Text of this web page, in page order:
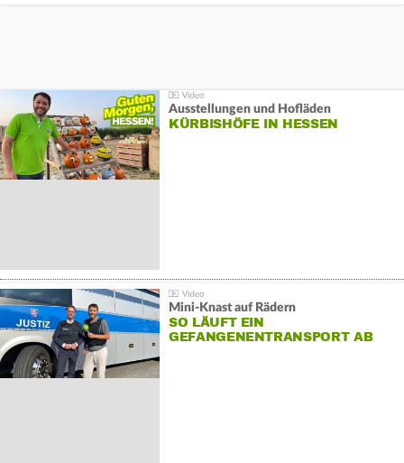
Ausstellungen und Hofläden
KÜRBISHÖFE IN HESSEN
Mini-Knast auf Rädern
SO LÄUFT EIN
GEFANGENENTRANSPORT AB